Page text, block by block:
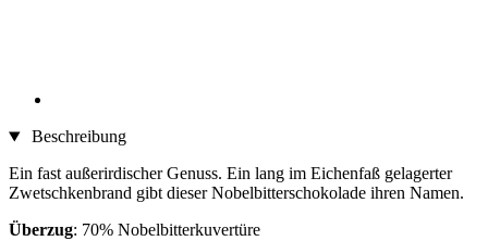
Beschreibung
Ein fast außerirdischer Genuss. Ein lang im Eichenfaß gelagerter
Zwetschkenbrand gibt dieser Nobelbitterschokolade ihren Namen.
Überzug: 70% Nobelbitterkuvertüre